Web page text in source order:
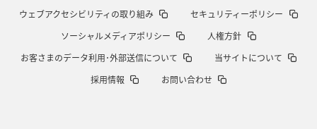
ウェブアクセシビリティの取り組み
セキュリティーポリシー
ソーシャルメディアポリシー
人権方針
お客さまのデータ利用･外部送信について
当サイトについて
採用情報
お問い合わせ